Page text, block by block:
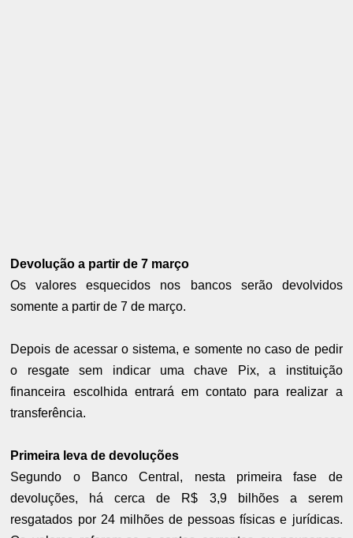
Devolução a partir de 7 março
Os valores esquecidos nos bancos serão devolvidos
somente a partir de 7 de março.
Depois de acessar o sistema, e somente no caso de pedir
o resgate sem indicar uma chave Pix, a instituição
financeira escolhida entrará em contato para realizar a
transferência.
Primeira leva de devoluções
Segundo o Banco Central, nesta primeira fase de
devoluções, há cerca de R$ 3,9 bilhões a serem
resgatados por 24 milhões de pessoas físicas e jurídicas.